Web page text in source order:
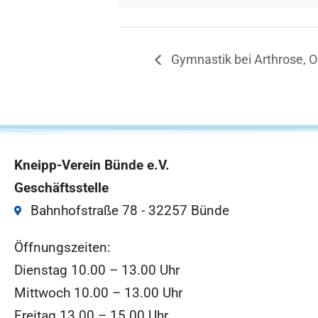
Gymnastik bei Arthrose,
Kneipp-Verein Bünde e.V.
Geschäftsstelle
Bahnhofstraße 78 - 32257 Bünde
Öffnungszeiten:
Dienstag 10.00 – 13.00 Uhr
Mittwoch 10.00 – 13.00 Uhr